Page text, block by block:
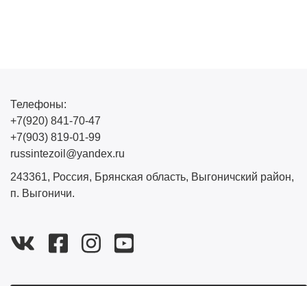
Телефоны:
+7(920) 841-70-47
+7(903) 819-01-99
russintezoil@yandex.ru
243361, Россия, Брянская область, Выгоничский район,
п. Выгоничи.
vk
facebook-
official
instagramyoutube